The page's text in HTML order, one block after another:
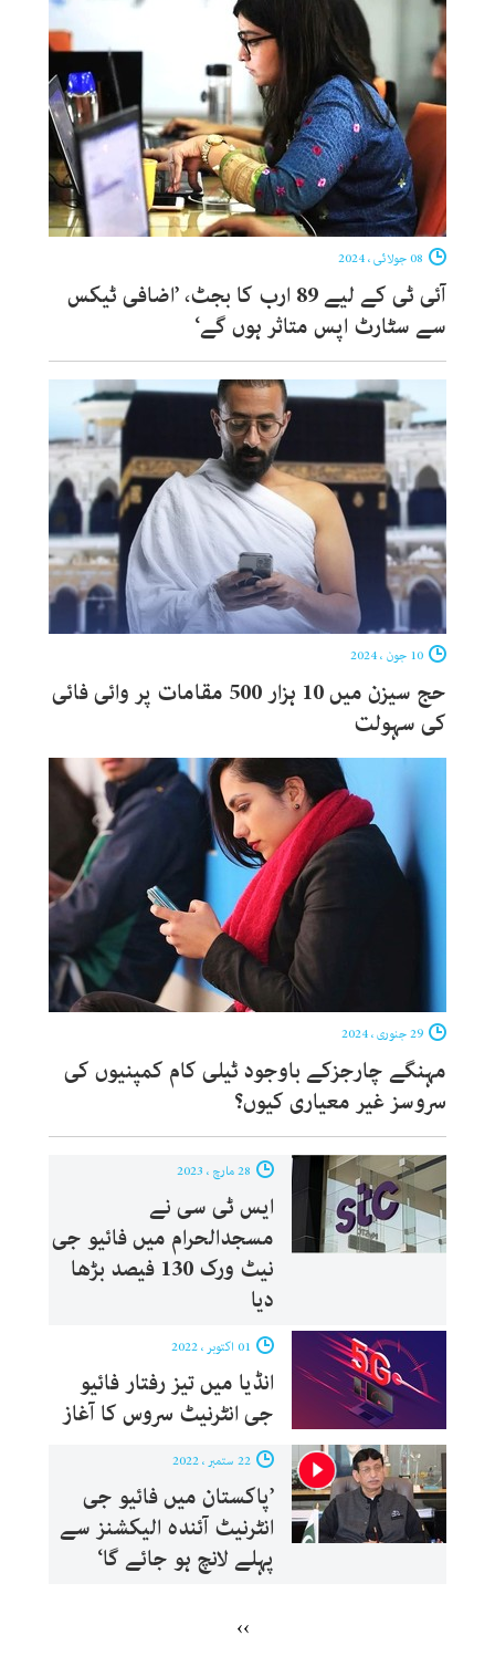
آئی ٹی کے لیے 89 ارب کا بجٹ، ’اضافی ٹیکس
سے سٹارٹ اپس متاثر ہوں گے‘
حج سیزن میں 10 ہزار 500 مقامات پر وائی فائی
کی سہولت
مہنگے چارجزکے باوجود ٹیلی کام کمپنیوں کی
سروسز غیر معیاری کیوں؟
ایس ٹی سی نے
مسجدالحرام میں فائیو جی
نیٹ ورک 130 فیصد بڑھا
دیا
انڈیا میں تیز رفتار فائیو
جی انٹرنیٹ سروس کا آغاز
’پاکستان میں فائیو جی
انٹرنیٹ آئندہ الیکشنز سے
پہلے لانچ ہو جائے گا‘
››